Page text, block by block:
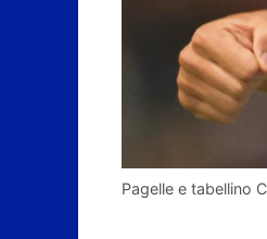
Pagelle e tabellino